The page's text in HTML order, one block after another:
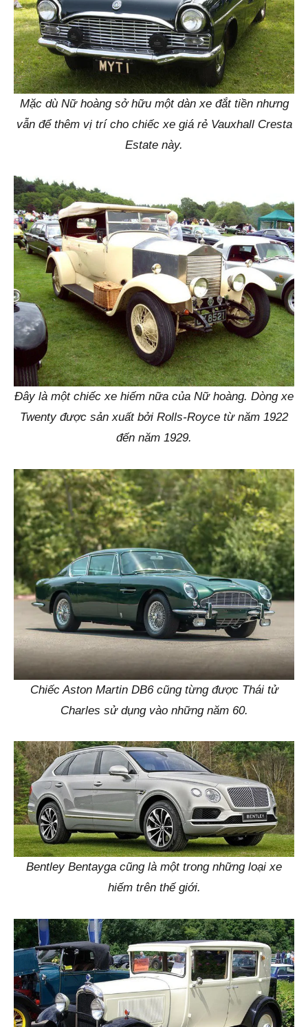
Mặc dù Nữ hoàng sở hữu một dàn xe đắt tiền nhưng
vẫn để thêm vị trí cho chiếc xe giá rẻ Vauxhall Cresta
Estate này.
Đây là một chiếc xe hiếm nữa của Nữ hoàng. Dòng xe
Twenty được sản xuất bởi Rolls-Royce từ năm 1922
đến năm 1929.
Chiếc Aston Martin DB6 cũng từng được Thái tử
Charles sử dụng vào những năm 60.
Bentley Bentayga cũng là một trong những loại xe
hiếm trên thế giới.